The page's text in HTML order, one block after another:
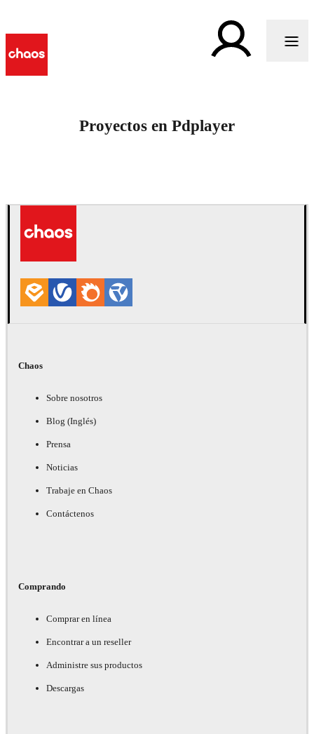
Proyectos en Pdplayer
Chaos
Sobre nosotros
Blog (Inglés)
Prensa
Noticias
Trabaje en Chaos
Contáctenos
Comprando
Comprar en línea
Encontrar a un reseller
Administre sus productos
Descargas